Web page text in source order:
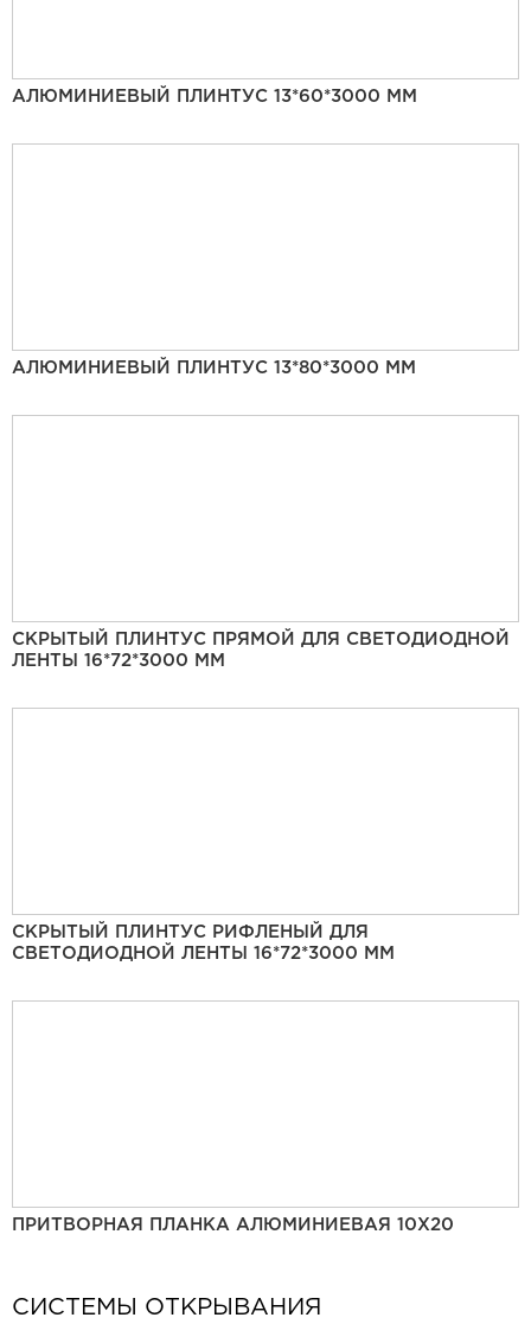
АЛЮМИНИЕВЫЙ ПЛИНТУС 13*60*3000 ММ
АЛЮМИНИЕВЫЙ ПЛИНТУС 13*80*3000 ММ
СКРЫТЫЙ ПЛИНТУС ПРЯМОЙ ДЛЯ СВЕТОДИОДНОЙ
ЛЕНТЫ 16*72*3000 ММ
СКРЫТЫЙ ПЛИНТУС РИФЛЕНЫЙ ДЛЯ
СВЕТОДИОДНОЙ ЛЕНТЫ 16*72*3000 ММ
ПРИТВОРНАЯ ПЛАНКА АЛЮМИНИЕВАЯ 10Х20
СИСТЕМЫ ОТКРЫВАНИЯ